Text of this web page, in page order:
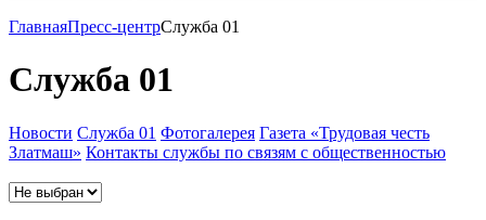
ГлавнаяПресс-центрСлужба 01
Служба 01
Новости Служба 01 Фотогалерея Газета «Трудовая честь
Златмаш» Контакты службы по связям с общественностью